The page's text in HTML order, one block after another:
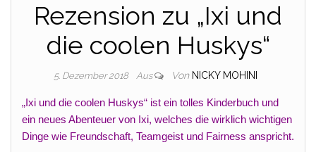
Rezension zu „Ixi und
die coolen Huskys“
5. Dezember 2018 Aus Von NICKY MOHINI
„Ixi und die coolen Huskys“ ist ein tolles Kinderbuch und
ein neues Abenteuer von Ixi, welches die wirklich wichtigen
Dinge wie Freundschaft, Teamgeist und Fairness anspricht.